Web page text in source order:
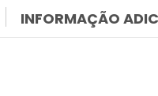
INFORMAÇÃO